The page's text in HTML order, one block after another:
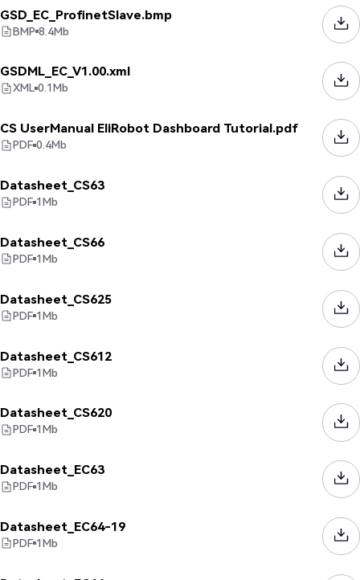
GSD_EC_ProfinetSlave.bmp
BMP 8.4Mb
GSDML_EC_V1.00.xml
XML 0.1Mb
CS UserManual EliRobot Dashboard Tutorial.pdf
PDF 0.4Mb
Datasheet_CS63
PDF 1Mb
Datasheet_CS66
PDF 1Mb
Datasheet_CS625
PDF 1Mb
Datasheet_CS612
PDF 1Mb
Datasheet_CS620
PDF 1Mb
Datasheet_EC63
PDF 1Mb
Datasheet_EC64-19
PDF 1Mb